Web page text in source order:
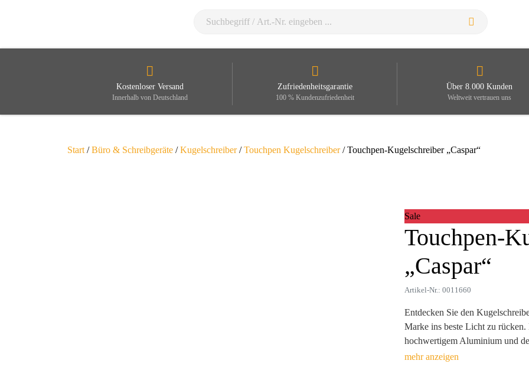
Kostenloser Versand
Innerhalb von Deutschland
Zufriedenheitsgarantie
100 % Kundenzufriedenheit
Über 8.000 Kunden
Weltweit vertrauen uns
Start /Büro & Schreibgeräte /Kugelschreiber/Touchpen Kugelschreiber/ Touchpen-Kugelschreiber „Caspar“
Sale
Touchpen-
„Caspar“
Artikel-Nr.: 0011660
Entdecken Sie den
Marke ins beste Licht zu rücken.
hochwertigem Aluminium und
dieser Kugelschreiber nicht nur